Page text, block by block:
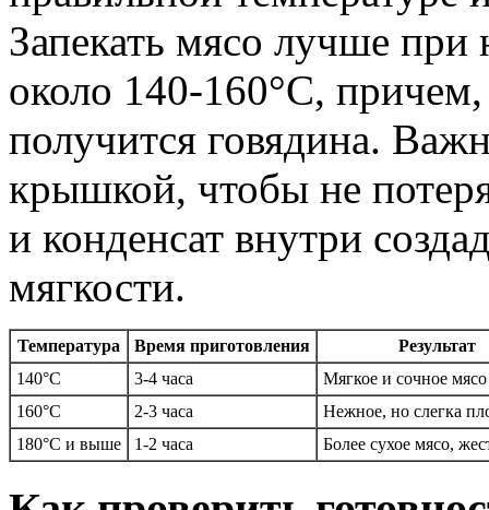
Запекать мясо лучше
около 140-160°C,
получится говядина.
крышкой, чтобы не
и конденсат внутри
мягкости.
Температура Время приготовления
Результат
140°C
3-4 часа
Мягкое и сочное мясо
160°C
2-3 часа
Нежное, но слегка
180°C и выше
1-2 часа Более сухое мясо,